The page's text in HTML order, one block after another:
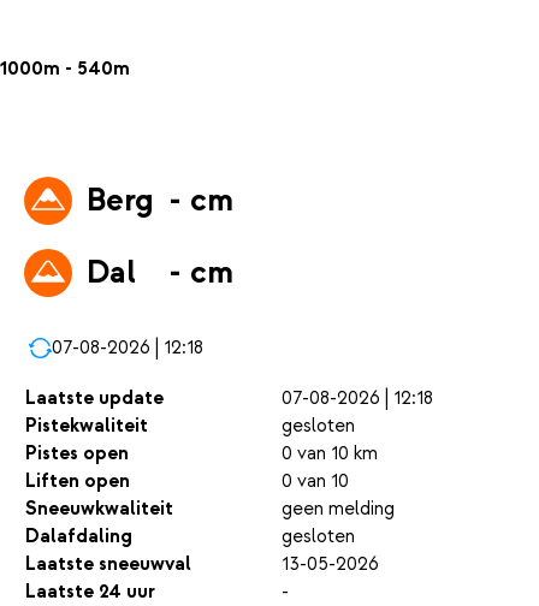
1000m - 540m
Berg - cm
Dal
- cm
07-08-2026 | 12:18
Laatste update
07-08-2026 | 12:18
Pistekwaliteit
gesloten
Pistes open
0 van 10 km
Liften open
0 van 10
Sneeuwkwaliteit
geen melding
Dalafdaling
gesloten
Laatste sneeuwval
13-05-2026
Laatste 24 uur
-